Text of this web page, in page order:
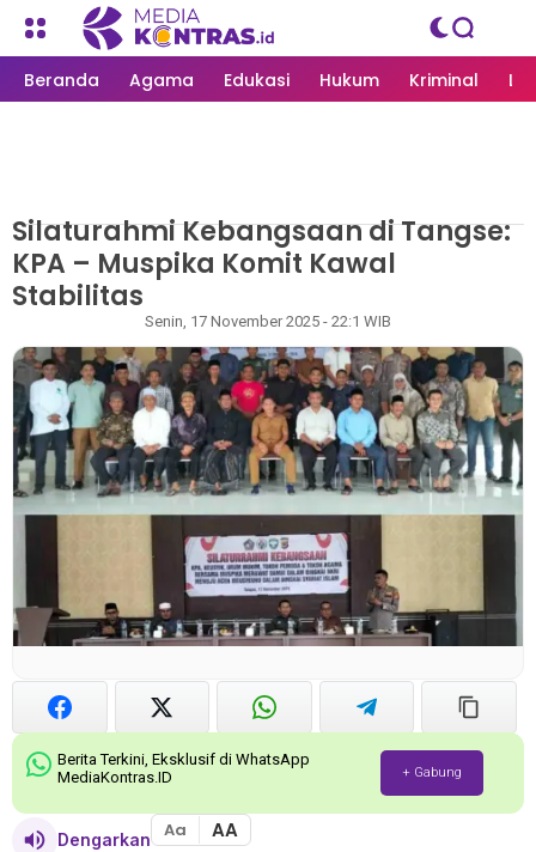
Beranda Agama Edukasi Hukum Kriminal
MEDIAKONTRAS.ID PEMERINTAH
Silaturahmi Kebangsaan di Tangse:
KPA – Muspika Komit Kawal
Stabilitas
Senin, 17 November 2025 - 22:1 WIB
Berita Terkini, Eksklusif di WhatsApp
MediaKontras.ID
+ Gabung
Dengarkan Aa AA